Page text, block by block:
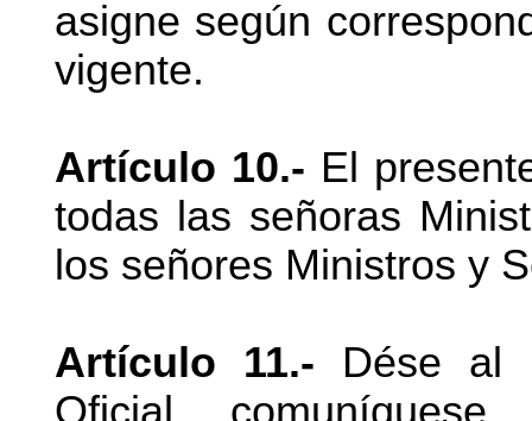
asigne según
vigente.
Artículo 10.- El
todas las señoras
los señores Ministros y
Artículo 11.- Dése al
Oficial,